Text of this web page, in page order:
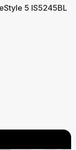
5 IS5245BL